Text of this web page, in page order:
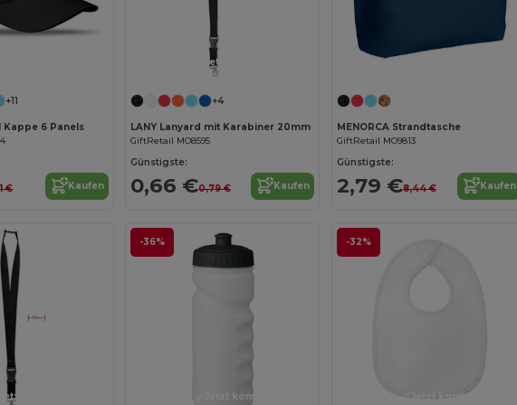
+11
Kappe 6 Panels
€ Kaufen
Jetzt konfigurieren!
+4
LANY Lanyard mit Karabiner 20mm
GiftRetail MO8595
Günstigste:
0,66 €0,79 € Kaufen
MENORCA Strandtasche
GiftRetail MO9813
Günstigste:
2,79 €8,44 € Kaufen
Jetzt konfigurieren!
-36%
Jetzt konfigurieren!
-32%
Jetzt konfigurieren!